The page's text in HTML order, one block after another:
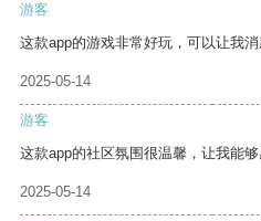
游客
这款app的游戏非常好玩，可以让我消
2025-05-14
游客
这款app的社区氛围很温馨，让我能够
2025-05-14